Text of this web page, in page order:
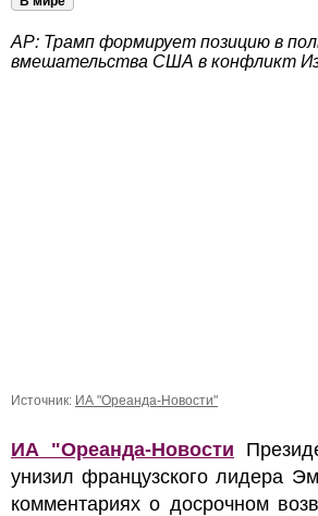
AP: Трамп формирует позицию в
вмешательства США в конфликт
Источник: ИА "Ореанда-Новости"
ИА "Ореанда-Новости
унизил французского лидера
комментариях о досрочном